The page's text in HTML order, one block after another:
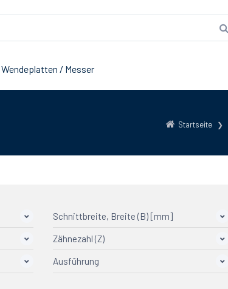
Wendeplatten / Messer
Startseite
Schnittbreite, Breite (B) [mm]
Zähnezahl (Z)
Ausführung